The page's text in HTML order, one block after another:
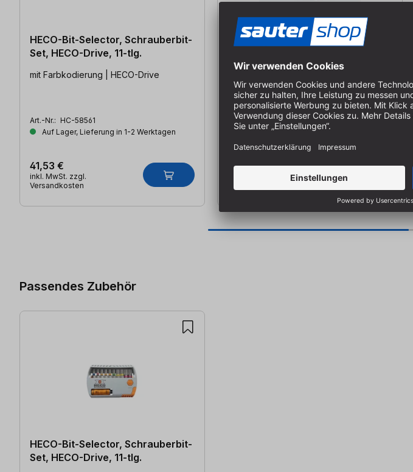
HECO-Bit-Selector, Schrauberbit-
Set, HECO-Drive, 11-tlg.
mit Farbkodierung | HECO-Drive
Art.-Nr.: HC-58561
Auf Lager, Lieferung in 1-2 Werktagen
41,53 €
inkl. MwSt. zzgl.
Versandkosten
Schrauber-Bit Kassette TIN
5 x PZ2, 3 x PZ3, 1 x T10, 1 x T15, 3 x
T20, 3 x T25, 3 x T30, 1 x T40 | TIN-
beschichtet | inkl. 1 Magnethalter 58 mm
Art.-Nr.: A-BOX31TIN
Auf Lager, Lieferung in 1-2 Werktagen
22,99 €
Passendes Zubehör
HECO-Bit-Selector, Schrauberbit-
Set, HECO-Drive, 11-tlg.